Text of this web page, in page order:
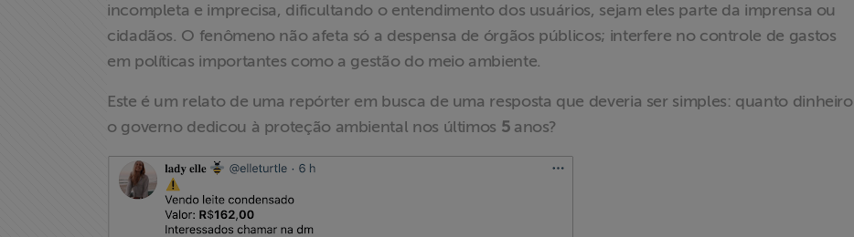
incompleta e imprecisa, dificultando o entendimento dos usuários, sejam eles parte da imprensa ou
cidadãos. O fenômeno não afeta só a despensa de órgãos públicos; interfere no controle de gastos
em políticas importantes como a gestão do meio ambiente.
Este é um relato de uma repórter em busca de uma resposta que deveria ser simples: quanto dinheiro
o governo dedicou à proteção ambiental nos últimos 5anos?